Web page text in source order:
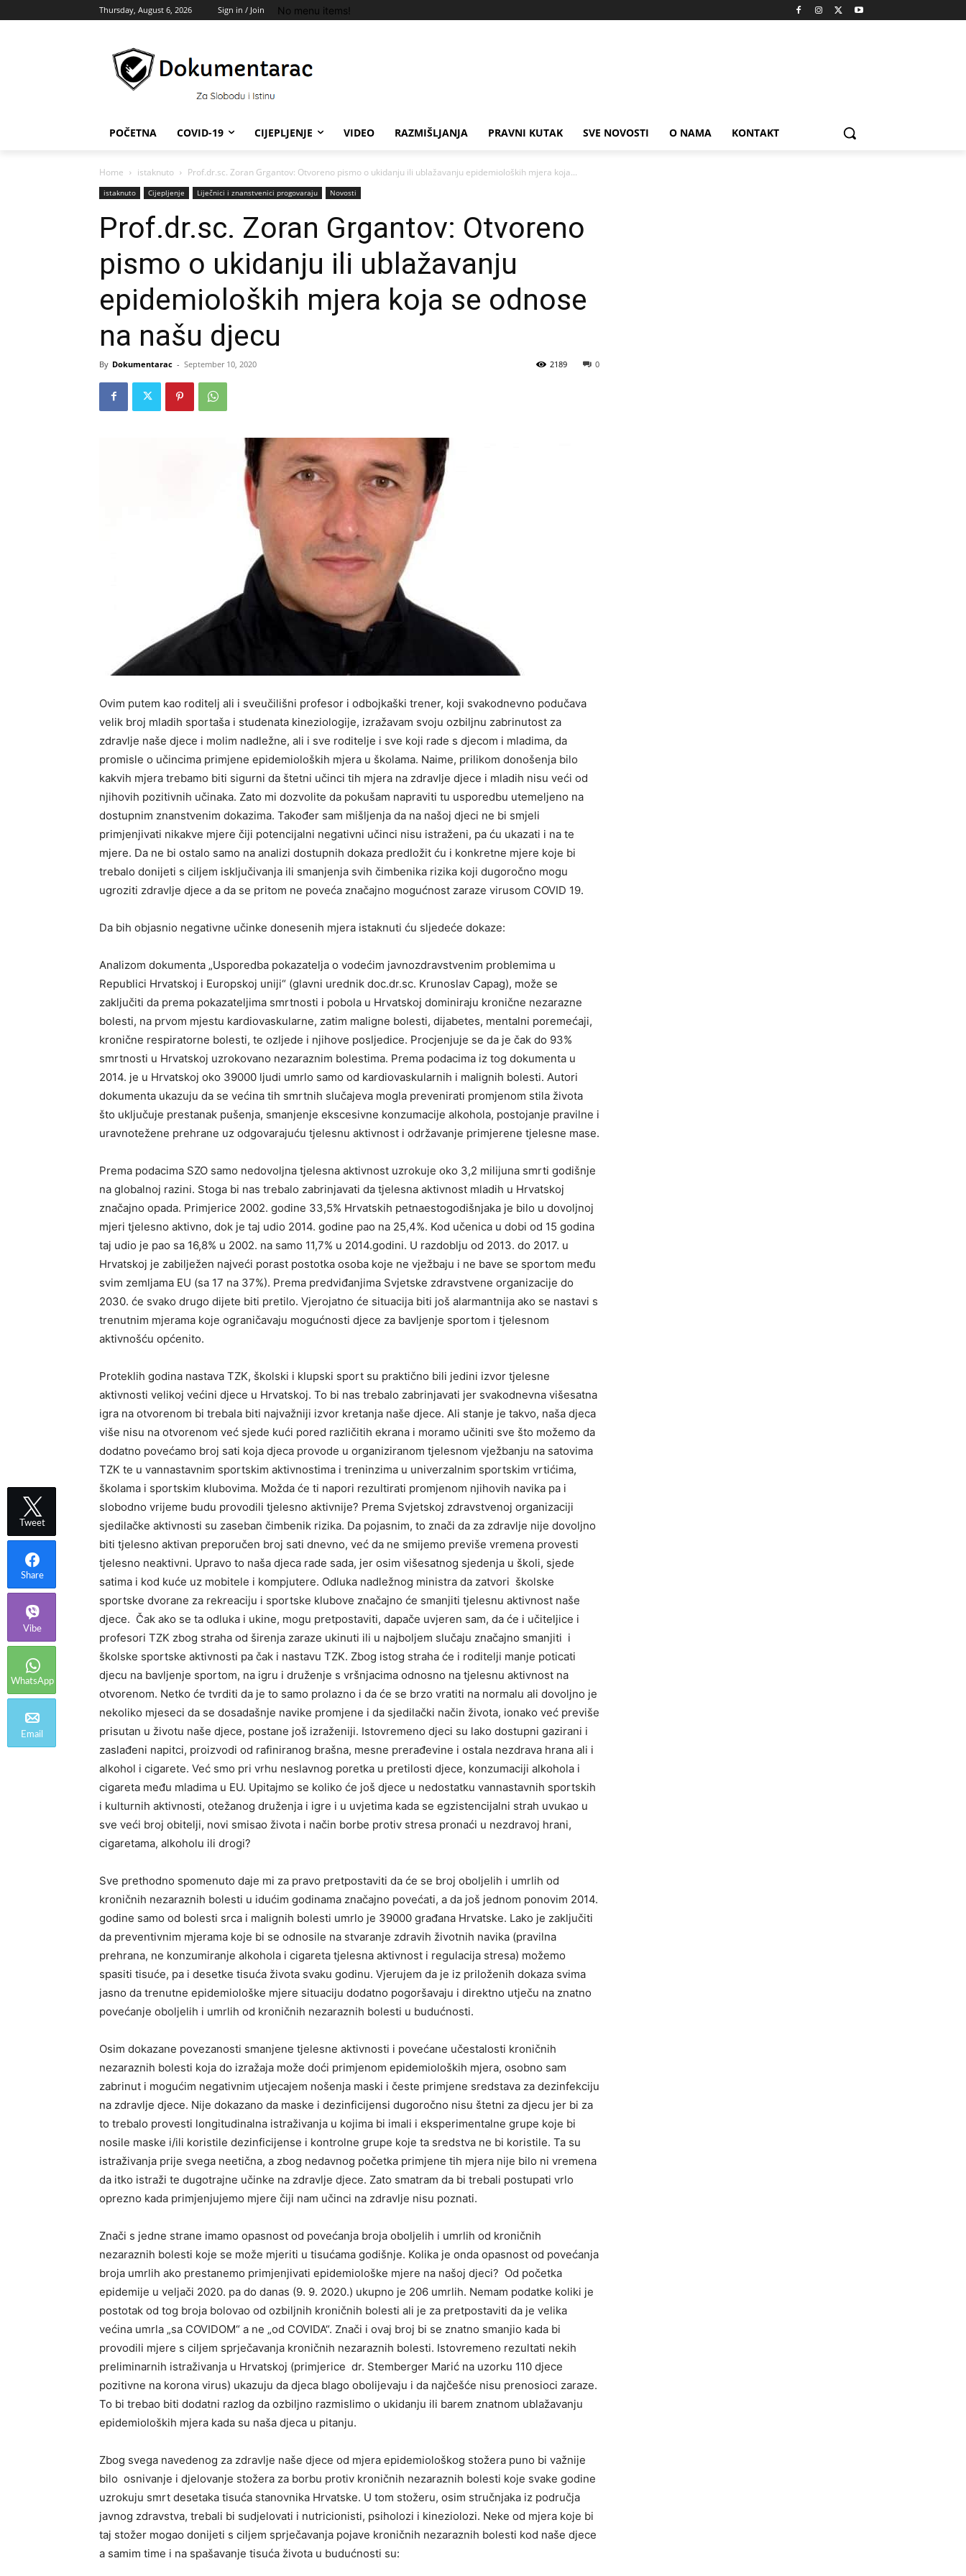
Thursday, August 6, 2026 Sign in / Join No menu items!
POČETNA COVID-19 CIJEPLJENJE VIDEO RAZMIŠLJANJA PRAVNI KUTAK SVE NOVOSTI O NAMA KONTAKT
Home istaknuto Prof.dr.sc. Zoran Grgantov: Otvoreno pismo o ukidanju ili ublažavanju epidemioloških mjera koja...
istaknuto Cijepljenje Liječnici i znanstvenici progovaraju Novosti
Prof.dr.sc. Zoran Grgantov: Otvoreno
pismo o ukidanju ili ublažavanju
epidemioloških mjera koja se odnose
na našu djecu
By Dokumentarac - September 10, 2020 0
2189
Ovim putem kao roditelj ali i sveučilišni profesor i odbojkaški trener, koji svakodnevno podučava
velik broj mladih sportaša i studenata kineziologije, izražavam svoju ozbiljnu zabrinutost za
zdravlje naše djece i molim nadležne, ali i sve roditelje i sve koji rade s djecom i mladima, da
promisle o učincima primjene epidemioloških mjera u školama. Naime, prilikom donošenja bilo
kakvih mjera trebamo biti sigurni da štetni učinci tih mjera na zdravlje djece i mladih nisu veći od
njihovih pozitivnih učinaka. Zato mi dozvolite da pokušam napraviti tu usporedbu utemeljeno na
dostupnim znanstvenim dokazima. Također sam mišljenja da na našoj djeci ne bi smjeli
primjenjivati nikakve mjere čiji potencijalni negativni učinci nisu istraženi, pa ću ukazati i na te
mjere. Da ne bi ostalo samo na analizi dostupnih dokaza predložit ću i konkretne mjere koje bi
trebalo donijeti s ciljem isključivanja ili smanjenja svih čimbenika rizika koji dugoročno mogu
ugroziti zdravlje djece a da se pritom ne poveća značajno mogućnost zaraze virusom COVID 19.
Da bih objasnio negativne učinke donesenih mjera istaknuti ću sljedeće dokaze:
Analizom dokumenta „Usporedba pokazatelja o vodećim javnozdravstvenim problemima u
Republici Hrvatskoj i Europskoj uniji“ (glavni urednik doc.dr.sc. Krunoslav Capag), može se
zaključiti da prema pokazateljima smrtnosti i pobola u Hrvatskoj dominiraju kronične nezarazne
bolesti, na prvom mjestu kardiovaskularne, zatim maligne bolesti, dijabetes, mentalni poremećaji,
kronične respiratorne bolesti, te ozljede i njihove posljedice. Procjenjuje se da je čak do 93%
smrtnosti u Hrvatskoj uzrokovano nezaraznim bolestima. Prema podacima iz tog dokumenta u
2014. je u Hrvatskoj oko 39000 ljudi umrlo samo od kardiovaskularnih i malignih bolesti. Autori
dokumenta ukazuju da se većina tih smrtnih slučajeva mogla prevenirati promjenom stila života
što uključuje prestanak pušenja, smanjenje ekscesivne konzumacije alkohola, postojanje pravilne i
uravnotežene prehrane uz odgovarajuću tjelesnu aktivnost i održavanje primjerene tjelesne mase.
Prema podacima SZO samo nedovoljna tjelesna aktivnost uzrokuje oko 3,2 milijuna smrti godišnje
na globalnoj razini. Stoga bi nas trebalo zabrinjavati da tjelesna aktivnost mladih u Hrvatskoj
značajno opada. Primjerice 2002. godine 33,5% Hrvatskih petnaestogodišnjaka je bilo u dovoljnoj
mjeri tjelesno aktivno, dok je taj udio 2014. godine pao na 25,4%. Kod učenica u dobi od 15 godina
taj udio je pao sa 16,8% u 2002. na samo 11,7% u 2014.godini. U razdoblju od 2013. do 2017. u
Hrvatskoj je zabilježen najveći porast postotka osoba koje ne vježbaju i ne bave se sportom među
svim zemljama EU (sa 17 na 37%). Prema predviđanjima Svjetske zdravstvene organizacije do
2030. će svako drugo dijete biti pretilo. Vjerojatno će situacija biti još alarmantnija ako se nastavi s
trenutnim mjerama koje ograničavaju mogućnosti djece za bavljenje sportom i tjelesnom
aktivnošću općenito.
Proteklih godina nastava TZK, školski i klupski sport su praktično bili jedini izvor tjelesne
aktivnosti velikoj većini djece u Hrvatskoj. To bi nas trebalo zabrinjavati jer svakodnevna višesatna
igra na otvorenom bi trebala biti najvažniji izvor kretanja naše djece. Ali stanje je takvo, naša djeca
više nisu na otvorenom već sjede kući pored različitih ekrana i moramo učiniti sve što možemo da
dodatno povećamo broj sati koja djeca provode u organiziranom tjelesnom vježbanju na satovima
TZK te u vannastavnim sportskim aktivnostima i treninzima u univerzalnim sportskim vrtićima,
školama i sportskim klubovima. Možda će ti napori rezultirati promjenom njihovih navika pa i
slobodno vrijeme budu provodili tjelesno aktivnije? Prema Svjetskoj zdravstvenoj organizaciji
sjedilačke aktivnosti su zaseban čimbenik rizika. Da pojasnim, to znači da za zdravlje nije dovoljno
biti tjelesno aktivan preporučen broj sati dnevno, već da ne smijemo previše vremena provesti
tjelesno neaktivni. Upravo to naša djeca rade sada, jer osim višesatnog sjedenja u školi, sjede
satima i kod kuće uz mobitele i kompjutere. Odluka nadležnog ministra da zatvori školske
sportske dvorane za rekreaciju i sportske klubove značajno će smanjiti tjelesnu aktivnost naše
djece. Čak ako se ta odluka i ukine, mogu pretpostaviti, dapače uvjeren sam, da će i učiteljice i
profesori TZK zbog straha od širenja zaraze ukinuti ili u najboljem slučaju značajno smanjiti i
školske sportske aktivnosti pa čak i nastavu TZK. Zbog istog straha će i roditelji manje poticati
djecu na bavljenje sportom, na igru i druženje s vršnjacima odnosno na tjelesnu aktivnost na
otvorenom. Netko će tvrditi da je to samo prolazno i da će se brzo vratiti na normalu ali dovoljno je
nekoliko mjeseci da se dosadašnje navike promjene i da sjedilački način života, ionako već previše
prisutan u životu naše djece, postane još izraženiji. Istovremeno djeci su lako dostupni gazirani i
zaslađeni napitci, proizvodi od rafiniranog brašna, mesne prerađevine i ostala nezdrava hrana ali i
alkohol i cigarete. Već smo pri vrhu neslavnog poretka u pretilosti djece, konzumaciji alkohola i
cigareta među mladima u EU. Upitajmo se koliko će još djece u nedostatku vannastavnih sportskih
i kulturnih aktivnosti, otežanog druženja i igre i u uvjetima kada se egzistencijalni strah uvukao u
sve veći broj obitelji, novi smisao života i način borbe protiv stresa pronaći u nezdravoj hrani,
cigaretama, alkoholu ili drogi?
Sve prethodno spomenuto daje mi za pravo pretpostaviti da će se broj oboljelih i umrlih od
kroničnih nezaraznih bolesti u idućim godinama značajno povećati, a da još jednom ponovim 2014.
godine samo od bolesti srca i malignih bolesti umrlo je 39000 građana Hrvatske. Lako je zaključiti
da preventivnim mjerama koje bi se odnosile na stvaranje zdravih životnih navika (pravilna
prehrana, ne konzumiranje alkohola i cigareta tjelesna aktivnost i regulacija stresa) možemo
spasiti tisuće, pa i desetke tisuća života svaku godinu. Vjerujem da je iz priloženih dokaza svima
jasno da trenutne epidemiološke mjere situaciju dodatno pogoršavaju i direktno utječu na znatno
povećanje oboljelih i umrlih od kroničnih nezaraznih bolesti u budućnosti.
Osim dokazane povezanosti smanjene tjelesne aktivnosti i povećane učestalosti kroničnih
nezaraznih bolesti koja do izražaja može doći primjenom epidemioloških mjera, osobno sam
zabrinut i mogućim negativnim utjecajem nošenja maski i česte primjene sredstava za dezinfekciju
na zdravlje djece. Nije dokazano da maske i dezinficijensi dugoročno nisu štetni za djecu jer bi za
to trebalo provesti longitudinalna istraživanja u kojima bi imali i eksperimentalne grupe koje bi
nosile maske i/ili koristile dezinficijense i kontrolne grupe koje ta sredstva ne bi koristile. Ta su
istraživanja prije svega neetična, a zbog nedavnog početka primjene tih mjera nije bilo ni vremena
da itko istraži te dugotrajne učinke na zdravlje djece. Zato smatram da bi trebali postupati vrlo
oprezno kada primjenjujemo mjere čiji nam učinci na zdravlje nisu poznati.
Znači s jedne strane imamo opasnost od povećanja broja oboljelih i umrlih od kroničnih
nezaraznih bolesti koje se može mjeriti u tisućama godišnje. Kolika je onda opasnost od povećanja
broja umrlih ako prestanemo primjenjivati epidemiološke mjere na našoj djeci? Od početka
epidemije u veljači 2020. pa do danas (9. 9. 2020.) ukupno je 206 umrlih. Nemam podatke koliki je
postotak od tog broja bolovao od ozbiljnih kroničnih bolesti ali je za pretpostaviti da je velika
većina umrla „sa COVIDOM“ a ne „od COVIDA“. Znači i ovaj broj bi se znatno smanjio kada bi
provodili mjere s ciljem sprječavanja kroničnih nezaraznih bolesti. Istovremeno rezultati nekih
preliminarnih istraživanja u Hrvatskoj (primjerice dr. Stemberger Marić na uzorku 110 djece
pozitivne na korona virus) ukazuju da djeca blago obolijevaju i da najčešće nisu prenosioci zaraze.
To bi trebao biti dodatni razlog da ozbiljno razmislimo o ukidanju ili barem znatnom ublažavanju
epidemioloških mjera kada su naša djeca u pitanju.
Zbog svega navedenog za zdravlje naše djece od mjera epidemiološkog stožera puno bi važnije
bilo osnivanje i djelovanje stožera za borbu protiv kroničnih nezaraznih bolesti koje svake godine
uzrokuju smrt desetaka tisuća stanovnika Hrvatske. U tom stožeru, osim stručnjaka iz područja
javnog zdravstva, trebali bi sudjelovati i nutricionisti, psiholozi i kineziolozi. Neke od mjera koje bi
taj stožer mogao donijeti s ciljem sprječavanja pojave kroničnih nezaraznih bolesti kod naše djece
a samim time i na spašavanje tisuća života u budućnosti su:
Tweet
Share
Vibe
WhatsApp
Email